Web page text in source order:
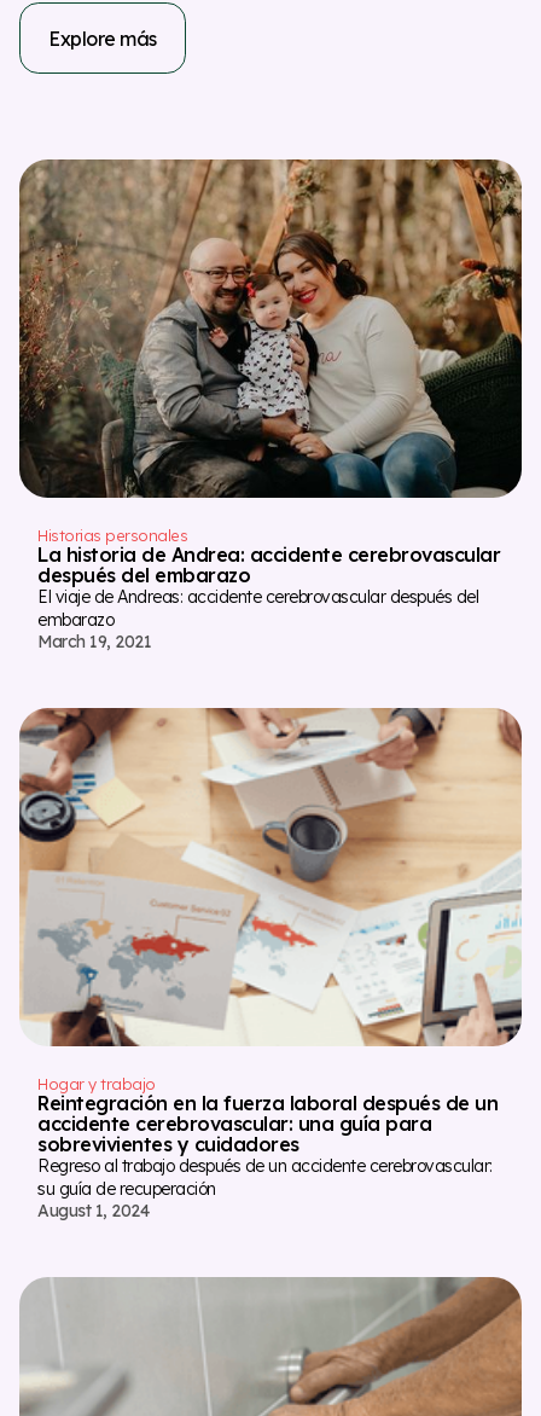
Explore más
Historias personales
La historia de Andrea: accidente cerebrovascular
después del embarazo
El viaje de Andreas: accidente cerebrovascular después del
embarazo
March 19, 2021
Hogar y trabajo
Reintegración en la fuerza laboral después de un
accidente cerebrovascular: una guía para
sobrevivientes y cuidadores
Regreso al trabajo después de un accidente cerebrovascular:
su guía de recuperación
August 1, 2024